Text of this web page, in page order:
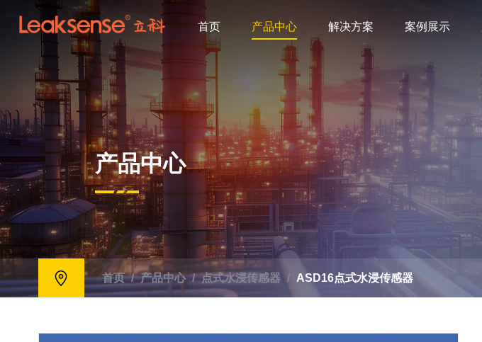
首页 产品中心 解决方案 案例展示
产品中心
首页 / 产品中心 / 点式水浸传感器 / ASD16点式水浸传感器